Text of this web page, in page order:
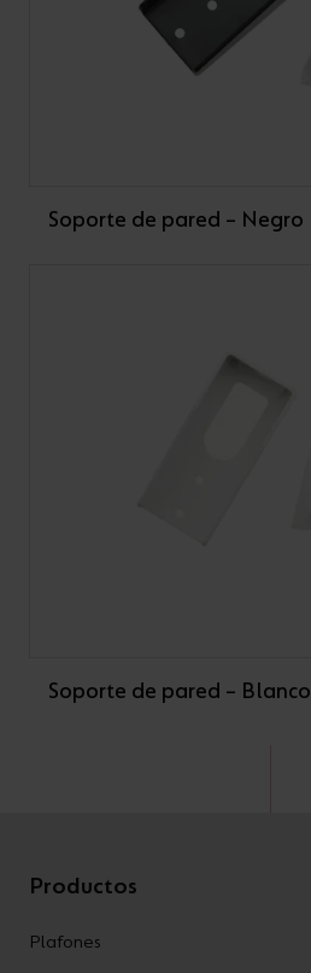
Soporte de pared – Negro
Soporte de pared – Blanco
Productos
Plafones